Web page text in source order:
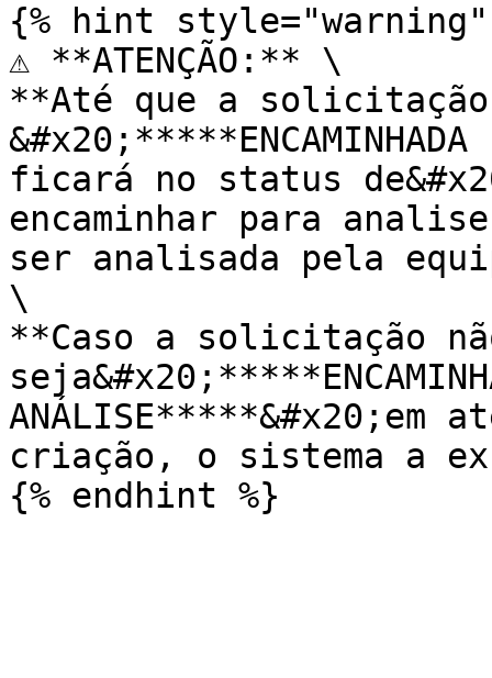
{% hint style="warning"
⚠️ **ATENÇÃO:** \
**Até que a
ficará no status
encaminhar para
ser analisada pela
\
**Caso a solicitação
criação, o sistema a